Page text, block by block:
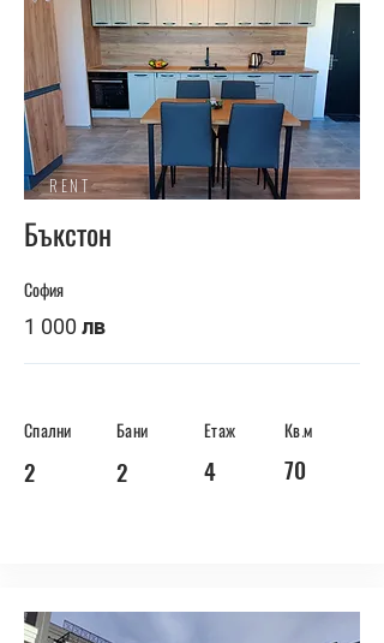
RENT
Бъкстон
София
1 000 лв
Спални Бани Етаж Кв.м
2 2 4 70